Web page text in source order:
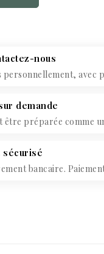
nous
personnellement, avec
demande
être préparée comme
sécurisé
bancaire.